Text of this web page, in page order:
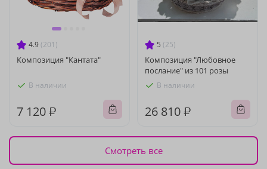
4.9 (201)
Композиция "Кантата"
В наличии
7 120 ₽
5 (25)
Композиция "Любовное
послание" из 101 розы
В наличии
26 810 ₽
Смотреть все